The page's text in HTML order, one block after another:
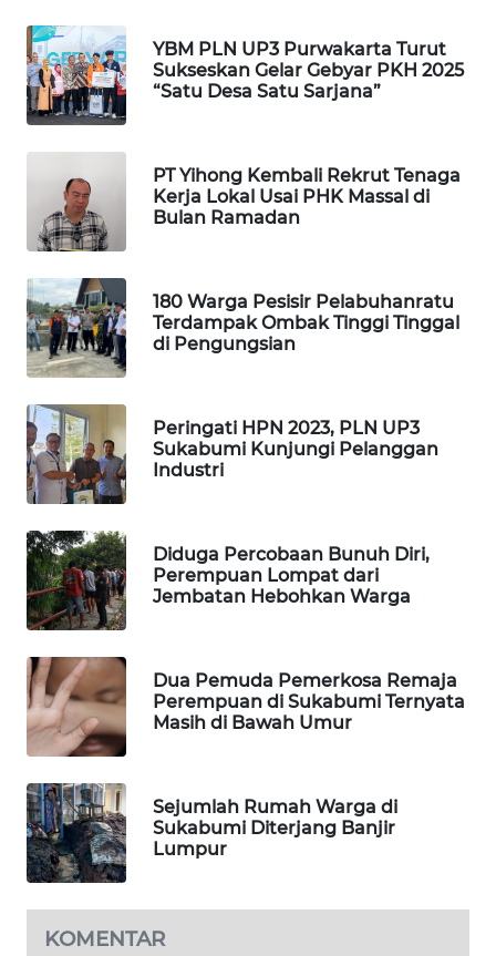
YBM PLN UP3 Purwakarta Turut
Sukseskan Gelar Gebyar PKH 2025
“Satu Desa Satu Sarjana”
PT Yihong Kembali Rekrut Tenaga
Kerja Lokal Usai PHK Massal di
Bulan Ramadan
180 Warga Pesisir Pelabuhanratu
Terdampak Ombak Tinggi Tinggal
di Pengungsian
Peringati HPN 2023, PLN UP3
Sukabumi Kunjungi Pelanggan
Industri
Diduga Percobaan Bunuh Diri,
Perempuan Lompat dari
Jembatan Hebohkan Warga
Dua Pemuda Pemerkosa Remaja
Perempuan di Sukabumi Ternyata
Masih di Bawah Umur
Sejumlah Rumah Warga di
Sukabumi Diterjang Banjir
Lumpur
KOMENTAR
LPKKI
LKKI
PORTAL
KONSUMEN
FORWAMKI
ALPERKLINAS
FORJASIDA
TAMBANG
NEWS
SITUNGIR
NEWS
NEWS
SIBARAGAS
NEWS
METRO
SIANTAR
NEWS
METRO
MEDAN